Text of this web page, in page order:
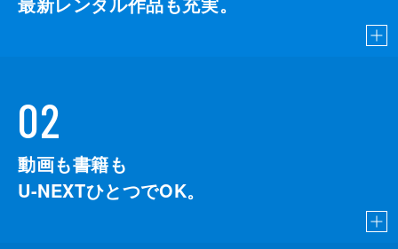
02
動画も書籍も
U-NEXTひとつでOK。